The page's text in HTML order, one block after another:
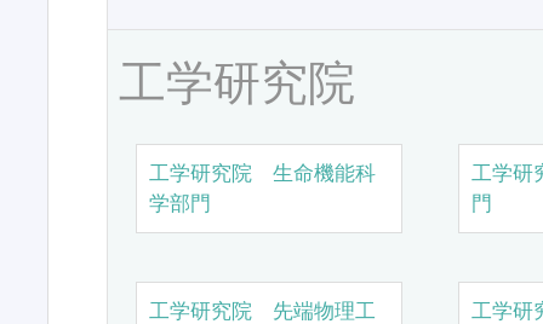
工学研究院
工学研究院 生命機能科
学部門
工学研
門
工学研究院 先端物理工
工学研